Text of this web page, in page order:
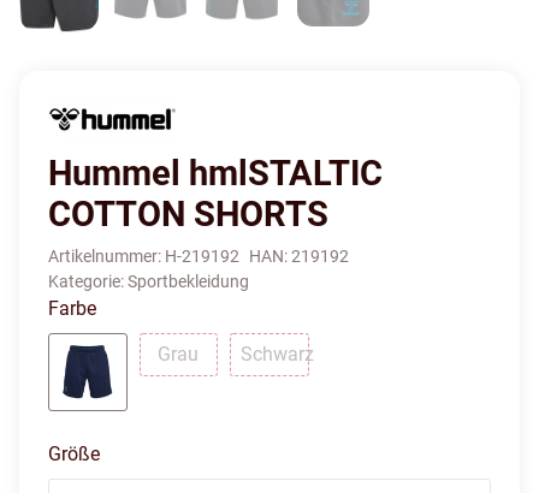
Hummel hmlSTALTIC
COTTON SHORTS
Artikelnummer: H-219192 HAN:219192
Kategorie:Sportbekleidung
Farbe
Grau Grau Schwarz
Schwarz
Größe